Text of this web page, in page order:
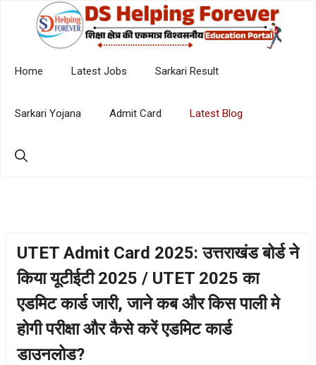
Home Latest Jobs Sarkari Result
Sarkari Yojana Admit Card Latest Blog
UTET Admit Card 2025: उत्तराखंड बोर्ड ने
किया यूटीईटी 2025 / UTET 2025 का
एडमिट कार्ड जारी, जाने कब और किस पाली मे
होगी परीक्षा और कैसे करें एडमिट कार्ड
डाउनलोड?